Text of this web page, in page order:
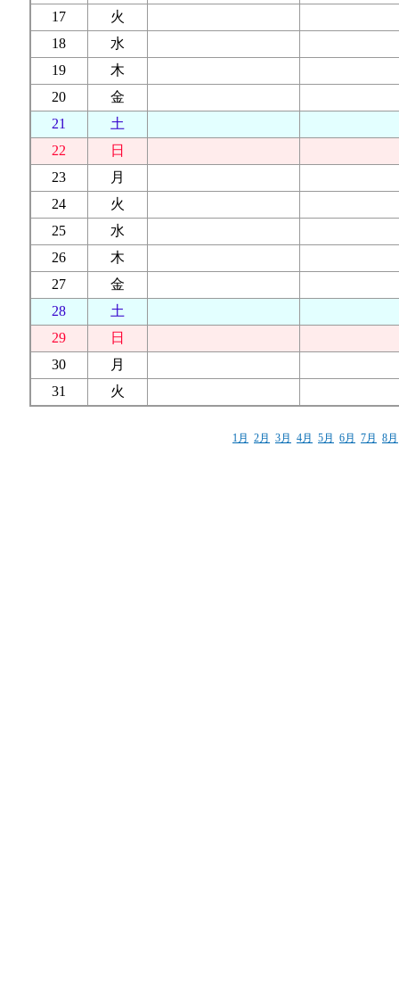
17
火
18
水
19
木
20
金
21
土
22
日
23
月
24
火
25
水
26
木
27
金
28
土
29
日
30
月
31
火
1月 2月 3月 4月 5月 6月 7月 8月